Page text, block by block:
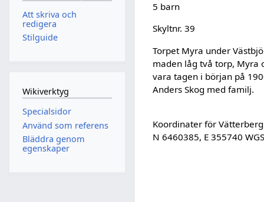
5 barn
Skyltnr. 39
Torpet Myra under
maden låg två torp, Myra
vara tagen i början på
Anders Skog med familj.
Koordinater för
N 6460385, E 355740
Att skriva och
redigera
Stilguide
Wikiverktyg
Specialsidor
Använd som referens
Bläddra genom
egenskaper